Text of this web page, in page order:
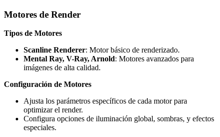
Motores de Render
Tipos de Motores
Scanline Renderer: Motor básico de renderizado.
Mental Ray, V-Ray, Arnold: Motores avanzados para
imágenes de alta calidad.
Configuración de Motores
Ajusta los parámetros específicos de cada motor para
optimizar el render.
Configura opciones de iluminación global, sombras, y efectos
especiales.